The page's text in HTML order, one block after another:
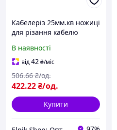
Кабелеріз 25мм.кв ножиці
для різання кабелю
АСКО
В наявності
від42₴/міс
422.22₴/од.
506.66 ₴/од.
Купити